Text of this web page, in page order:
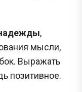
,
мысли,
Выражать
позитивное.